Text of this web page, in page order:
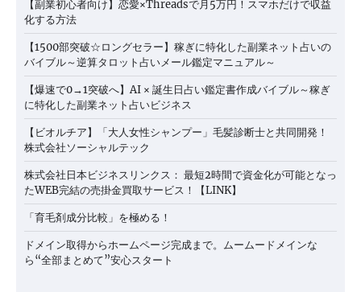
【副業初心者向け】恋愛×Threadsで月5万円！スマホだけで収益
化する方法
【1500部突破☆ロングセラー】稼ぎに特化した副業ネット占いの
バイブル～逆算タロット占いメール鑑定マニュアル～
【爆速で0→1突破へ】AI × 誕生日占い鑑定書作成バイブル～稼ぎ
に特化した副業ネット占いビジネス
【ビオルチア】「大人女性シャンプー」毛髪診断士と共同開発！
株式会社ソーシャルテック
株式会社日本ビジネスリンクス： 最短2時間で資金化が可能となっ
たWEB完結の売掛金買取サービス！【LINK】
「育毛剤成分比較」を極める！
ドメイン取得からホームページ完成まで。ムームードメインな
ら“全部まとめて”安心スタート